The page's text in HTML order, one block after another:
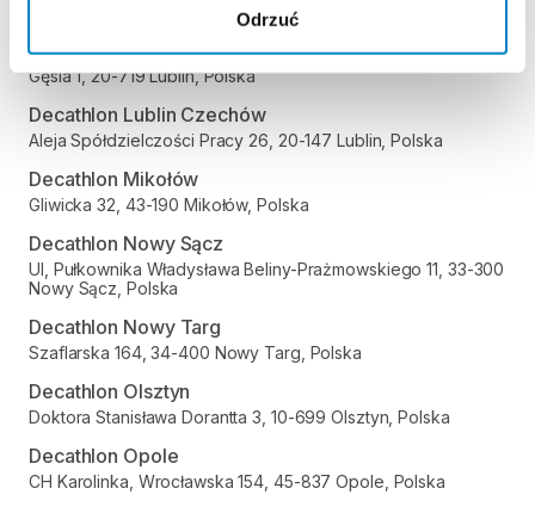
Odrzuć
Objazdowa 9, 59-220 Legnica, Polska
Decathlon Lublin Węglin
Gęsia 1, 20-719 Lublin, Polska
Decathlon Lublin Czechów
Aleja Spółdzielczości Pracy 26, 20-147 Lublin, Polska
Decathlon Mikołów
Gliwicka 32, 43-190 Mikołów, Polska
Decathlon Nowy Sącz
Ul, Pułkownika Władysława Beliny-Prażmowskiego 11, 33-300
Nowy Sącz, Polska
Decathlon Nowy Targ
Szaflarska 164, 34-400 Nowy Targ, Polska
Decathlon Olsztyn
Doktora Stanisława Dorantta 3, 10-699 Olsztyn, Polska
Decathlon Opole
CH Karolinka, Wrocławska 154, 45-837 Opole, Polska